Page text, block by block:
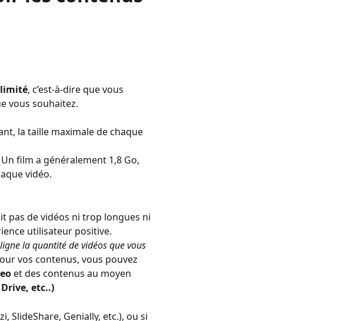
, c’est-à-dire que vous
vous souhaitez.
la taille maximale de chaque
Un film a généralement 1,8 Go,
vidéo.
pas de vidéos ni trop longues ni
utilisateur positive.
la quantité de vidéos que vous
vos contenus, vous pouvez
et des contenus au moyen
etc..)
SlideShare, Genially, etc.), ou si